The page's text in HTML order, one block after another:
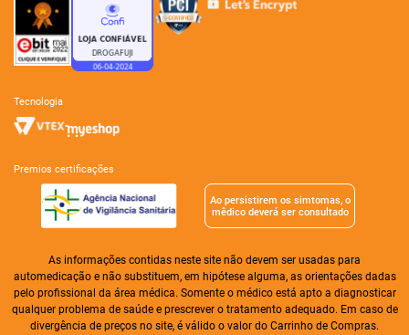
tecnologia
premios certificações
Ao persistirem os simtomas, o
mêdico deverá ser consultado
As informações contidas neste site não devem ser usadas para
automedicação e não substituem, em hipótese alguma, as orientações dadas
pelo profissional da área médica. Somente o médico está apto a diagnosticar
qualquer problema de saúde e prescrever o tratamento adequado. Em caso de
divergência de preços no site, é válido o valor do Carrinho de Compras.